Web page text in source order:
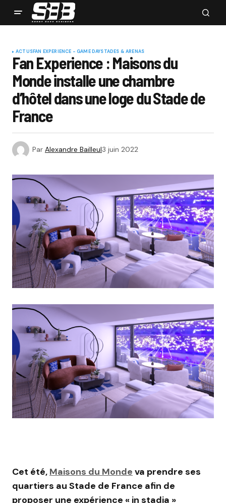
ACTUSFAN EXPERIENCE - GAME DAYSTADES & ARENAS
Fan Experience : Maisons du
Monde installe une chambre
d’hôtel dans une loge du Stade de
France
Par Alexandre Bailleul3 juin 2022
Cet été, Maisons du Monde va prendre ses
quartiers au Stade de France afin de
proposer une expérience « in stadia »